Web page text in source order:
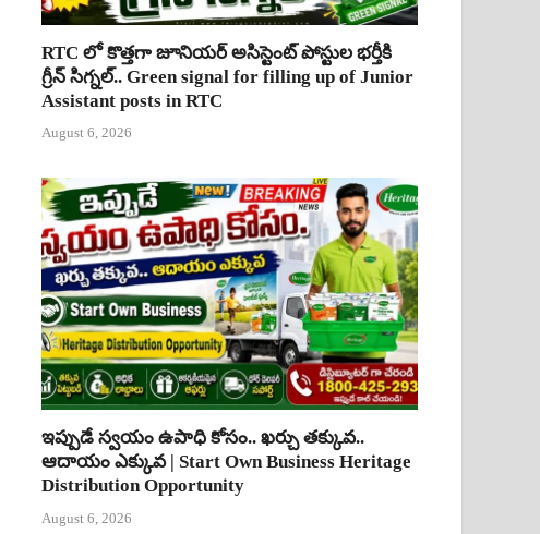
RTC లో కొత్తగా జూనియర్ అసిస్టెంట్ పోస్టుల భర్తీకి
గ్రీన్ సిగ్నల్.. Green signal for filling up of Junior
Assistant posts in RTC
August 6, 2026
ఇప్పుడే స్వయం ఉపాధి కోసం.. ఖర్చు తక్కువ..
ఆదాయం ఎక్కువ | Start Own Business Heritage
Distribution Opportunity
August 6, 2026